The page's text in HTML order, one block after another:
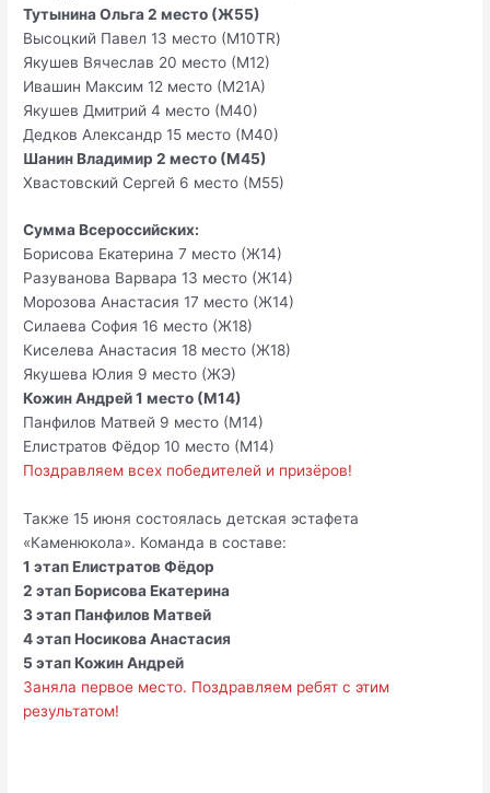
Тутынина Ольга 2 место (Ж55)
Высоцкий Павел 13 место (М10TR)
Якушев Вячеслав 20 место (М12)
Ивашин Максим 12 место (М21А)
Якушев Дмитрий 4 место (М40)
Дедков Александр 15 место (М40)
Шанин Владимир 2 место (М45)
Хвастовский Сергей 6 место (М55)
Сумма Всероссийских:
Борисова Екатерина 7 место (Ж14)
Разуванова Варвара 13 место (Ж14)
Морозова Анастасия 17 место (Ж14)
Силаева София 16 место (Ж18)
Киселева Анастасия 18 место (Ж18)
Якушева Юлия 9 место (ЖЭ)
Кожин Андрей 1 место (М14)
Панфилов Матвей 9 место (М14)
Елистратов Фёдор 10 место (М14)
Поздравляем всех победителей и призёров!
Также 15 июня состоялась детская эстафета
«Каменюкола». Команда в составе:
1 этап Елистратов Фёдор
2 этап Борисова Екатерина
3 этап Панфилов Матвей
4 этап Носикова Анастасия
5 этап Кожин Андрей
Заняла первое место. Поздравляем ребят с этим
результатом!